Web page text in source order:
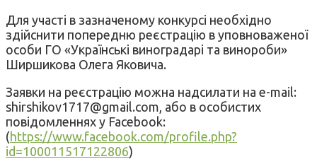
Для участі в зазначеному конкурсі необхідно
здійснити попередню реєстрацію в уповноваженої
особи ГО «Українські виноградарі та винороби»
Ширшикова Олега Яковича.
Заявки на реєстрацію можна надсилати на e-mail:
shirshikov1717@gmail.com, або в особистих
повідомленнях у Facebook:
(https://www.facebook.com/profile.php?
id=100011517122806)